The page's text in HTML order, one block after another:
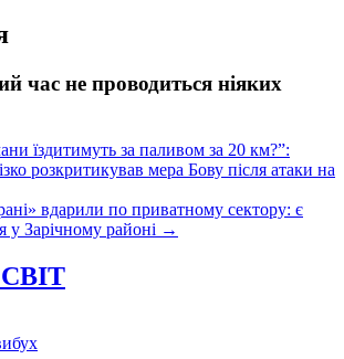
час не проводиться ніяких
їздитимуть за паливом за 20 км?”:
розкритикував мера Бову після атаки на
вдарили по приватному сектору: є
Зарічному районі →